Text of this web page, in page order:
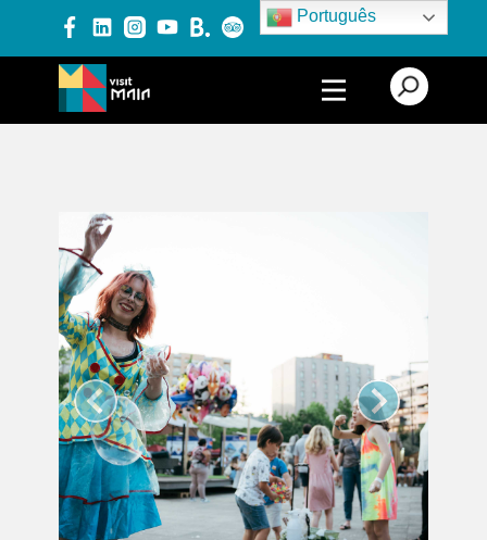
Português
PRODUTOS E SERVIÇOS
BLOG